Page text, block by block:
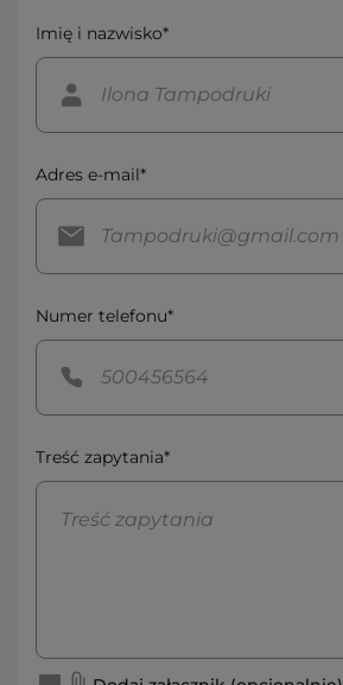
Imię i nazwisko*
Adres e-mail*
Numer telefonu*
Treść zapytania*